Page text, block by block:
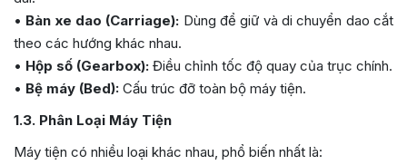
• Bàn xe dao (Carriage): Dùng để giữ và di chuyển dao cắt
theo các hướng khác nhau.
• Hộp số (Gearbox): Điều chỉnh tốc độ quay của trục chính.
• Bệ máy (Bed): Cấu trúc đỡ toàn bộ máy tiện.
1.3. Phân Loại Máy Tiện
Máy tiện có nhiều loại khác nhau, phổ biến nhất là: